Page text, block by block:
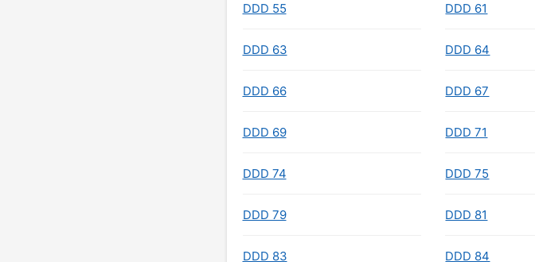
DDD 55 DDD 61
DDD 63 DDD 64
DDD 66 DDD 67
DDD 69 DDD 71
DDD 74 DDD 75
DDD 79 DDD 81
DDD 83 DDD 84